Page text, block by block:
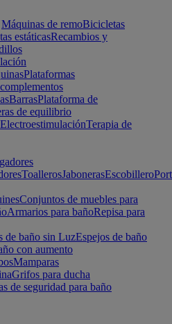
Máquinas de remoBicicletas
estáticasRecambios y
Plataformas
BarrasPlataforma de
de equilibrio
ElectroestimulaciónTerapia de
ToallerosJabonerasEscobillero
Conjuntos de muebles para
Armarios para bañoRepisa para
de baño sin LuzEspejos de baño
con aumento
Mamparas
Grifos para ducha
de seguridad para baño